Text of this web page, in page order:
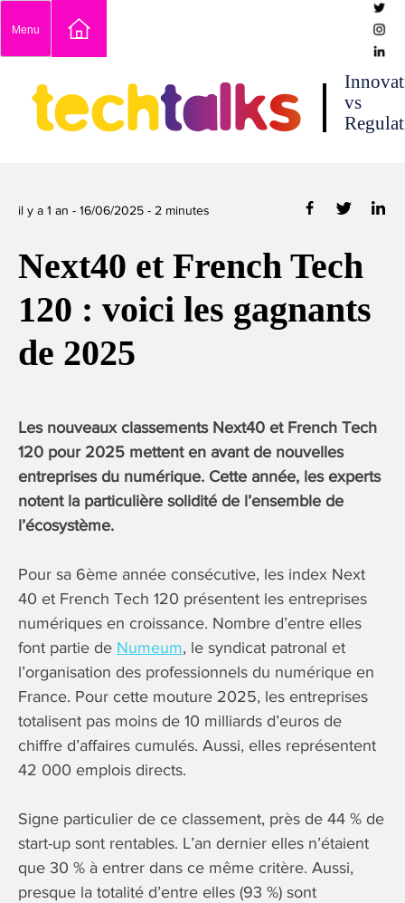
content
Menu
techtalks
vs
il y a 1 an - 16/06/2025 - 2 minutes
Next40 et French Tech
120 : voici les gagnants
de 2025
Les nouveaux classements Next40 et French Tech
120 pour 2025 mettent en avant de nouvelles
entreprises du numérique. Cette année, les experts
notent la particulière solidité de l’ensemble de
l’écosystème.
Pour sa 6ème année consécutive, les index Next
40 et French Tech 120 présentent les entreprises
numériques en croissance. Nombre d’entre elles
font partie de Numeum, le syndicat patronal et
l’organisation des professionnels du numérique en
France. Pour cette mouture 2025, les entreprises
totalisent pas moins de 10 milliards d’euros de
chiffre d’affaires cumulés. Aussi, elles représentent
42 000 emplois directs.
Signe particulier de ce classement, près de 44 % de
start-up sont rentables. L’an dernier elles n’étaient
que 30 % à entrer dans ce même critère. Aussi,
presque la totalité d’entre elles (93 %) sont